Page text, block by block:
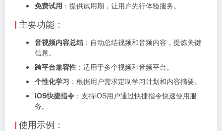
免费试用 ：提供试用期，让用户先行体验服务。
主要功能：
音视频内容总结 ：自动总结视频和音频内容，提炼关键
信息。
跨平台兼容性 ：适用于多个视频和音频平台。
个性化学习 ：根据用户需求定制学习计划和内容摘要。
iOS快捷指令 ：支持iOS用户通过快捷指令快速使用服
务。
使用示例：